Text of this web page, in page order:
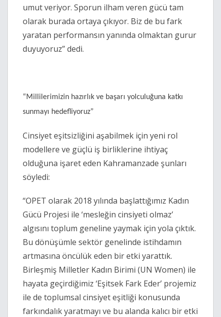
umut veriyor. Sporun ilham veren gücü tam
olarak burada ortaya çıkıyor. Biz de bu fark
yaratan performansın yanında olmaktan gurur
duyuyoruz” dedi.
“Millilerimizin hazırlık ve başarı yolculuğuna katkı
sunmayı hedefliyoruz”
Cinsiyet eşitsizliğini aşabilmek için yeni rol
modellere ve güçlü iş birliklerine ihtiyaç
olduğuna işaret eden Kahramanzade şunları
söyledi:
“OPET olarak 2018 yılında başlattığımız Kadın
Gücü Projesi ile ‘mesleğin cinsiyeti olmaz’
algısını toplum geneline yaymak için yola çıktık.
Bu dönüşümle sektör genelinde istihdamın
artmasına öncülük eden bir etki yarattık.
Birleşmiş Milletler Kadın Birimi (UN Women) ile
hayata geçirdiğimiz ‘Eşitsek Fark Eder’ projemiz
ile de toplumsal cinsiyet eşitliği konusunda
farkındalık yaratmayı ve bu alanda kalıcı bir etki